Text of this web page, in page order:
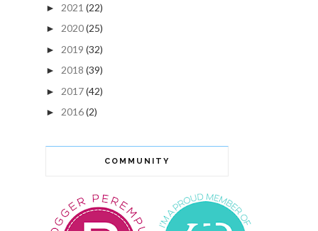
► 2021 (22)
► 2020(25)
► 2019 (32)
► 2018 (39)
► 2017(42)
► 2016(2)
COMMUNITY